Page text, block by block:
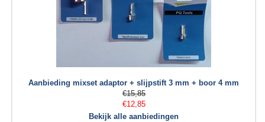
Aanbieding mixset adaptor + slijpstift 3 mm + boor 4 mm
€15,85
€12,85
Bekijk alle aanbiedingen